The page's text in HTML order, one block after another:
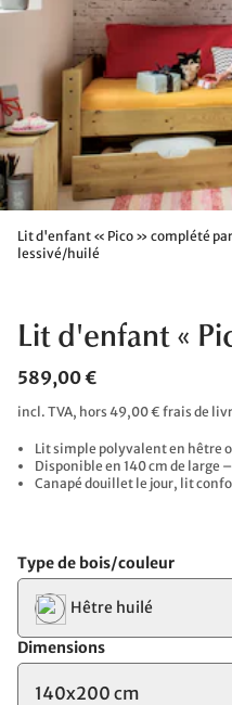
Lit d'enfant « Pico » complété
lessivé/huilé
Lit d'enfant «
589,00 €
incl. TVA, hors 49,00 € frais de
Lit simple polyvalent en hêtre
Disponible en 140 cm de large
Canapé douillet le jour, lit
Type de bois/couleur
Hêtre huilé
Dimensions
140x200 cm